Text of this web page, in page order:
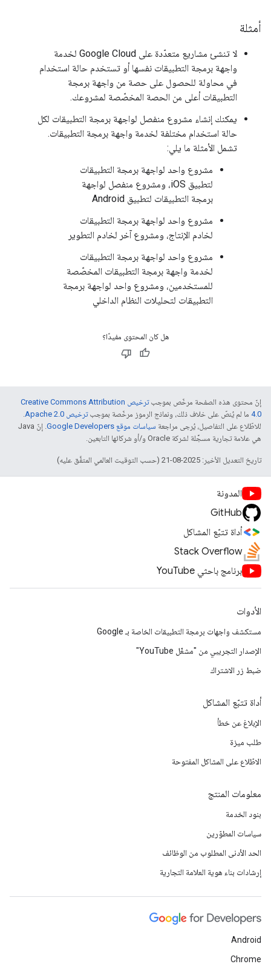
أمثلة
لا تنشئ مشاريع متعدّدة على Google Cloud لخدمة
واجهة برمجة التطبيقات نفسها أو تستخدم حالة استخدام
في محاولة للحصول على حصة من واجهة برمجة
التطبيقات أعلى من الحصة المخصّصة لمشروعك.
يمكنك إنشاء مشروع منفصل لواجهة برمجة التطبيقات لكل
حالة استخدام مختلفة لخدمة واجهة برمجة التطبيقات.
تشمل الأمثلة ما يلي:
مشروع واحد لواجهة برمجة التطبيقات
لتطبيق iOS، ومشروع منفصل لواجهة
برمجة التطبيقات لتطبيق Android
مشروع واحد لواجهة برمجة التطبيقات
لخادم الإنتاج، ومشروع آخر لخادم التطوير
مشروع واحد لواجهة برمجة التطبيقات
لخدمة واجهة برمجة التطبيقات المخصّصة
للمستخدمين، ومشروع واحد لواجهة برمجة
التطبيقات لتحليلات النظام الداخلي
هل كان المحتوى مفيدًا؟
إنّ محتوى هذه الصفحة مرخّص بموجب
ترخيص Creative Commons Attribution
4.0‏ ما لم يُنصّ على خلاف ذلك، ونماذج الرموز مرخّصة بموجبترخيص Apache 2.0‏
.
للاطّلاع على التفاصيل، يُرجى مراجعة سياسات موقع Google Developers‏
. إنّ Java
هي علامة تجارية مسجَّلة لشركة Oracle و/أو شركائها التابعين.
تاريخ التعديل الأخير: 2025-08-21 (حسب التوقيت العالمي المتفَّق عليه)
المدونة
GitHub
أداة تتبّع المشاكل
Stack Overflow
برنامج باحثي YouTube
الأدوات
مستكشف واجهات برمجة التطبيقات الخاصة بـ Google
الإصدار التجريبي من "مشغّل YouTube"
ضبط زر الاشتراك
أداة تتبّع المشاكل
الإبلاغ عن خطأ
طلب ميزة
الاطّلاع على المشاكل المفتوحة
معلومات المنتج
بنود الخدمة
سياسات المطوّرين
الحد الأدنى المطلوب من الوظائف
إرشادات بناء هوية العلامة التجارية
Android
Chrome